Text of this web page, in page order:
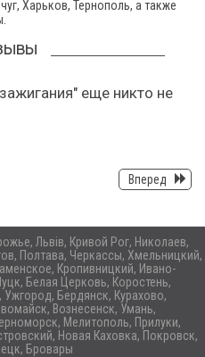
Харьков, Тернополь, а также
еще никто не
Вперед
Львів, Кривой Рог, Николаев,
Полтава, Черкассы, Хмельницкий,
Кропивницкий, Ивано-
Белая Церковь, Коростень,
Бердянск, Курахово,
Вознесенск, Умань,
Мелитополь, Прилуки,
Новая Каховка, Покровск,
Бровары